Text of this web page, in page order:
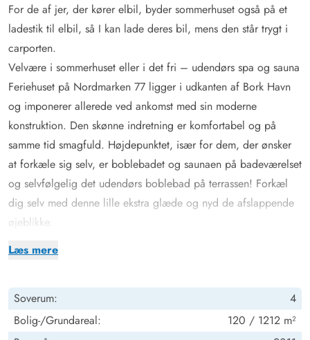
Læs mere
For de af jer, der kører elbil, byder sommerhuset også på et
ladestik til elbil, så I kan lade deres bil, mens den står trygt i
carporten.
Velvære i sommerhuset eller i det fri – udendørs spa og sauna
Feriehuset på Nordmarken 77 ligger i udkanten af Bork Havn
og​​ imponerer allerede ved ankomst med sin moderne
konstruktion. Den skønne indretning er komfortabel og på
samme tid smagfuld. Højdepunktet, især for dem, der ønsker
at forkæle sig selv, er boblebadet og saunaen på badeværelset
og selvfølgelig det udendørs boblebad på terrassen! Forkæl
dig selv med denne lille ekstra glæde og nyd de afslappende
øjeblikke.
Samlet set kan dette feriehus rumme op til 8 personer. 2
eller familie
Takket være den gode indretning vil alle finde et roligt sted og
Soverum:
4
Bolig-/Grundareal:
120 / 1212 m²